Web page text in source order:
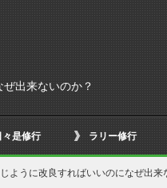
出来ないのか？
々是修行 ラリー修行
ように改良すればいいのになぜ出来